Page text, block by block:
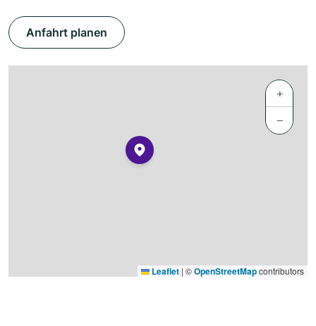
Anfahrt planen
+
−
Leaflet | ©OpenStreetMapcontributors